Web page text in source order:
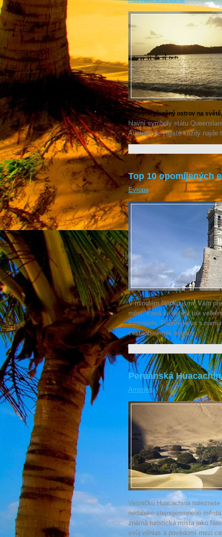
Největší písečný ostrov na
hlavní symboly státu
Austrálie si zajisté každý
Top 10 opomíjených
Evropa
V minulém článku jsme Vám
měst, která se netěší tak
metropole. Podívejte se s námi
cestách neměli minout.
Peruánská
Amerika
Vesničku Huacachina
nedaleko stejnojemnného
známá turistická místa jako
svůj věhlas a povědomí mezi